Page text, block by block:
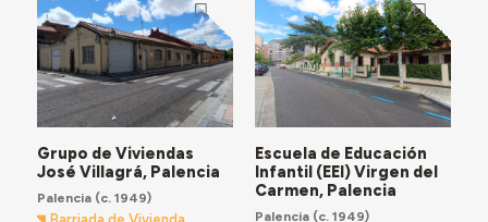
Grupo de Viviendas
José Villagrá, Palencia
Palencia(c. 1949)
Escuela de Educación
Infantil (EEI) Virgen del
Carmen, Palencia
Palencia(c. 1949)